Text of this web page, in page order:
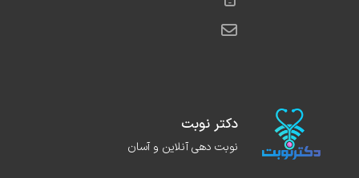
دکتر نوبت
نوبت دهی آنلاین و آسان